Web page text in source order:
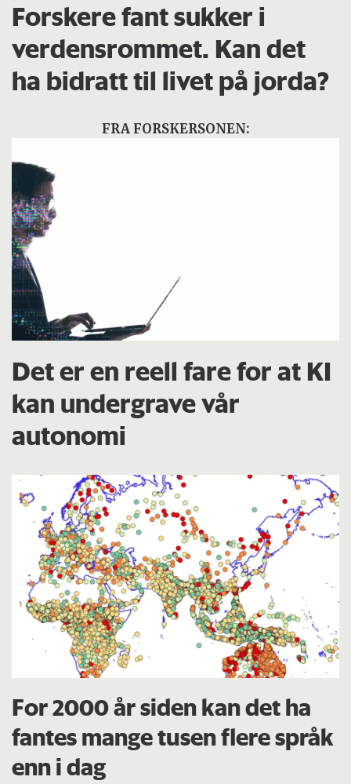
Forskere fant sukker i
verdensrommet. Kan det
ha bidratt til livet på jorda?
FRA FORSKERSONEN:
Det er en reell fare for at KI
kan undergrave vår
autonomi
For 2000 år siden kan det ha
fantes mange tusen flere språk
enn i dag